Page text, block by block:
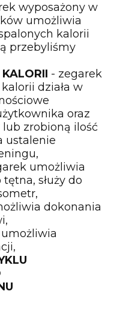
wyposażony w
umożliwia
kalorii
przebyliśmy
- zegarek
działa w
oraz
zrobioną ilość
ustalenie
umożliwia
służy do
dokonania
umożliwia